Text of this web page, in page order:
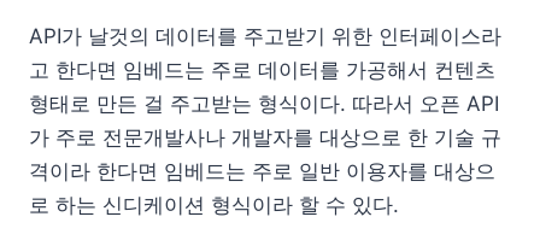
API가 날것의 데이터를 주고받기 위한 인터페이스라
고 한다면 임베드는 주로 데이터를 가공해서 컨텐츠
형태로 만든 걸 주고받는 형식이다. 따라서 오픈 API
가 주로 전문개발사나 개발자를 대상으로 한 기술 규
격이라 한다면 임베드는 주로 일반 이용자를 대상으
로 하는 신디케이션 형식이라 할 수 있다.